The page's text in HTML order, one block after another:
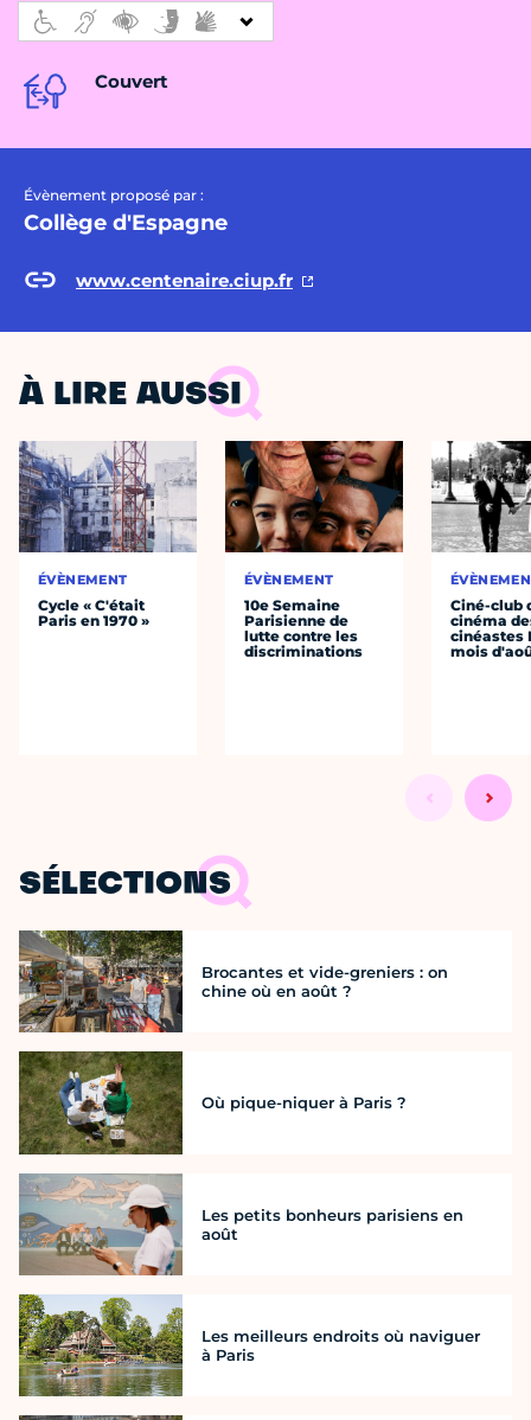
Couvert
Évènement proposé par :
Collège d'Espagne
www.centenaire.ciup.fr
À LIRE AUSSI
ÉVÈNEMENT
Cycle « C'était
Paris en 1970 »
ÉVÈNEMENT
10e Semaine
Parisienne de
lutte contre les
discriminations
Ciné-club
cinéma
cinéastes
mois
SÉLECTIONS
Brocantes et vide-greniers : on
chine où en août ?
Où pique-niquer à Paris ?
Les petits bonheurs parisiens en
août
Les meilleurs endroits où naviguer
à Paris